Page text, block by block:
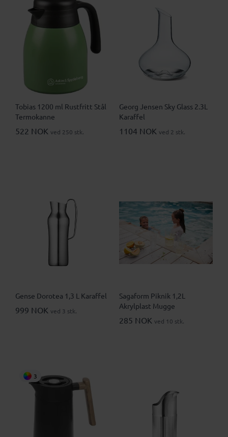
Tobias 1200 ml Rustfritt Stål
Termokanne
522 NOK ved 250 stk.
Georg Jensen Sky Glass 2.3L
Karaffel
1104 NOK ved 2 stk.
Gense Dorotea 1,3 L Karaffel
999 NOK ved 3 stk.
Sagaform Piknik 1,2L
Akrylplast Mugge
285 NOK ved 10 stk.
3